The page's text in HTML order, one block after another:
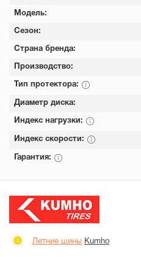
Модель:
Сезон:
Страна бренда:
Производство:
Тип протектора:
Диаметр диска:
Индекс нагрузки:
Индекс скорости:
Гарантия:
Летние шины Kumho